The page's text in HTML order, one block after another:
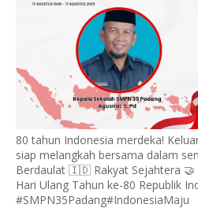
80 tahun Indonesia merdeka!
siap melangkah bersama dalam
Berdaulat 🇮🇩 Rakyat Sejahtera 🤝
Hari Ulang Tahun ke-80 Republik
#SMPN35Padang#IndonesiaMaju